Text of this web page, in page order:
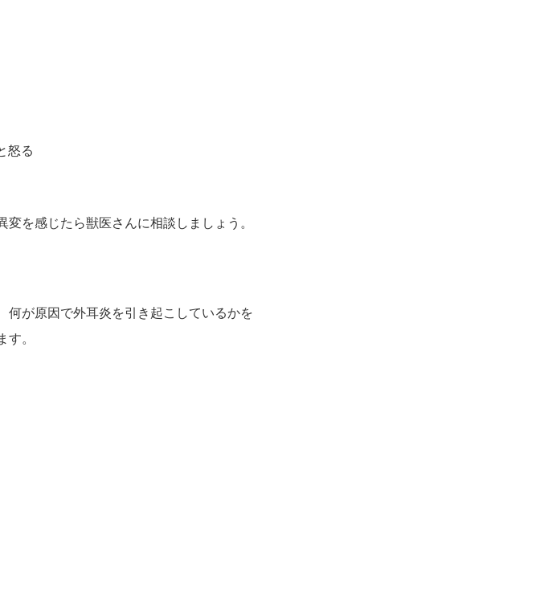
怒る
を感じたら獣医さんに相談しましょう。
何が原因で外耳炎を引き起こしているかを
す。